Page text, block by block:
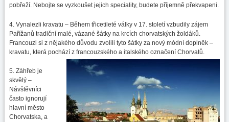
pobřeží. Nebojte se vyzkoušet jejich speciality, budete příjemně překvapeni.
4. Vynalezli kravatu – Během třicetileté války v 17. století vzbudily zájem
Pařížanů tradiční malé, vázané šátky na krcích chorvatských žoldáků.
Francouzi si z nějakého důvodu zvolili tyto šátky za nový módní doplněk –
kravatu, která pochází z francouzského a italského označení Chorvatů.
5. Záhřeb je
skvělý –
Návštěvníci
často ignorují
hlavní město
Chorvatska, a